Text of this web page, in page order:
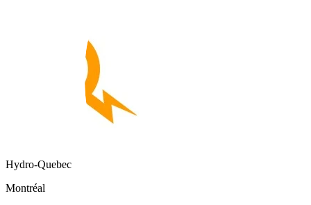
Hydro-Quebec
Montréal